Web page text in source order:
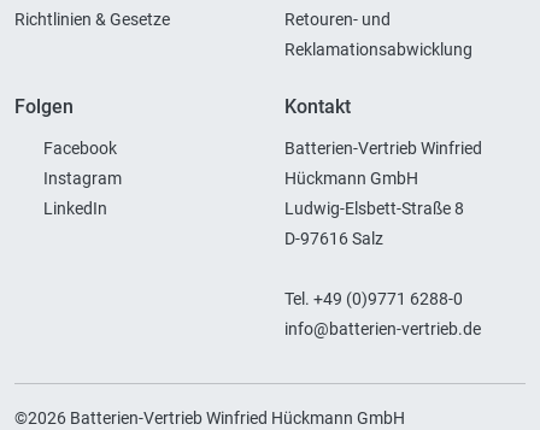
Richtlinien & Gesetze
Retouren- und
Reklamationsabwicklung
Folgen
Facebook
Instagram
LinkedIn
Kontakt
Batterien-Vertrieb Winfried
Hückmann GmbH
Ludwig-Elsbett-Straße 8
D-97616 Salz
Tel. +49 (0)9771 6288-0
info@batterien-vertrieb.de
©2026 Batterien-Vertrieb Winfried Hückmann GmbH